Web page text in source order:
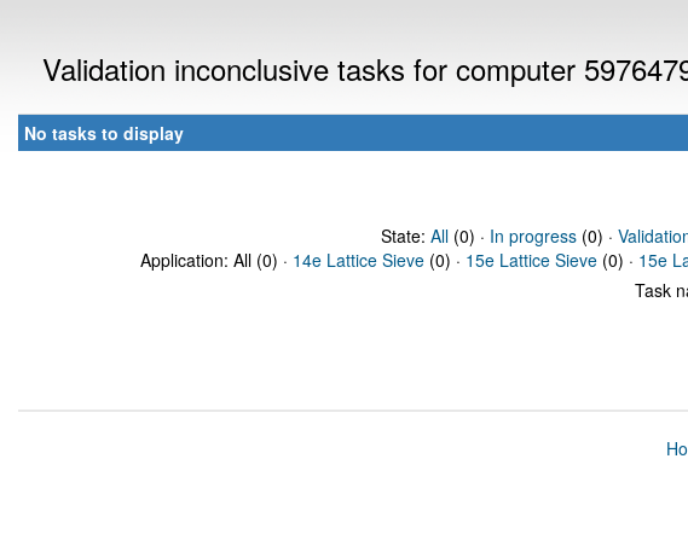
Validation inconclusive tasks for computer
No tasks to display
State: All(0) · In progress(0) ·
Application: All (0) · 14e Lattice Sieve (0) · 15e Lattice Sieve (0) · 15e
Task